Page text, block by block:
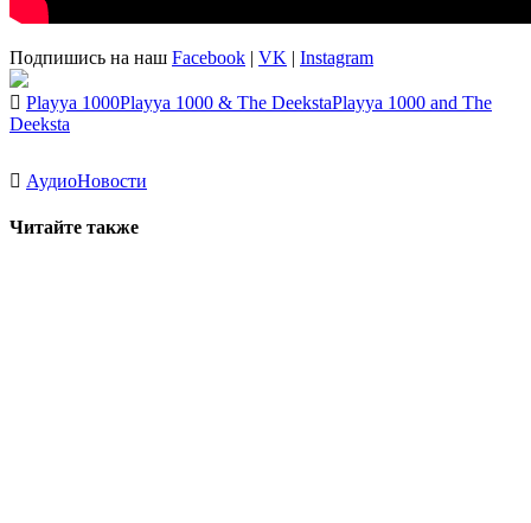
Подпишись на наш Facebook | VK | Instagram
Playya 1000Playya 1000 & The DeekstaPlayya 1000 and The
Deeksta
АудиоНовости
Читайте также